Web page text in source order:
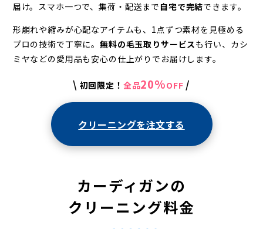
届け。 スマホ一つで、集荷・配送まで 自宅で完結できます。
形崩れや縮みが心配なアイテムも、1点ずつ素材を見極める
プロの技術で丁寧に。無料の毛玉取りサービスも行い、カシ
ミヤなどの愛用品も安心の仕上がりでお届けします。
\ 初回限定！ 全品20%OFF /
クリーニングを注文する
カーディガンの
クリーニング料金